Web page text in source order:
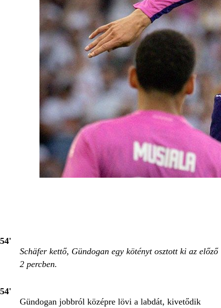
54'
Schäfer kettő, Gündogan egy kötényt osztott ki az előző
2 percben.
54'
Gündogan jobbról középre lövi a labdát, kivetődik